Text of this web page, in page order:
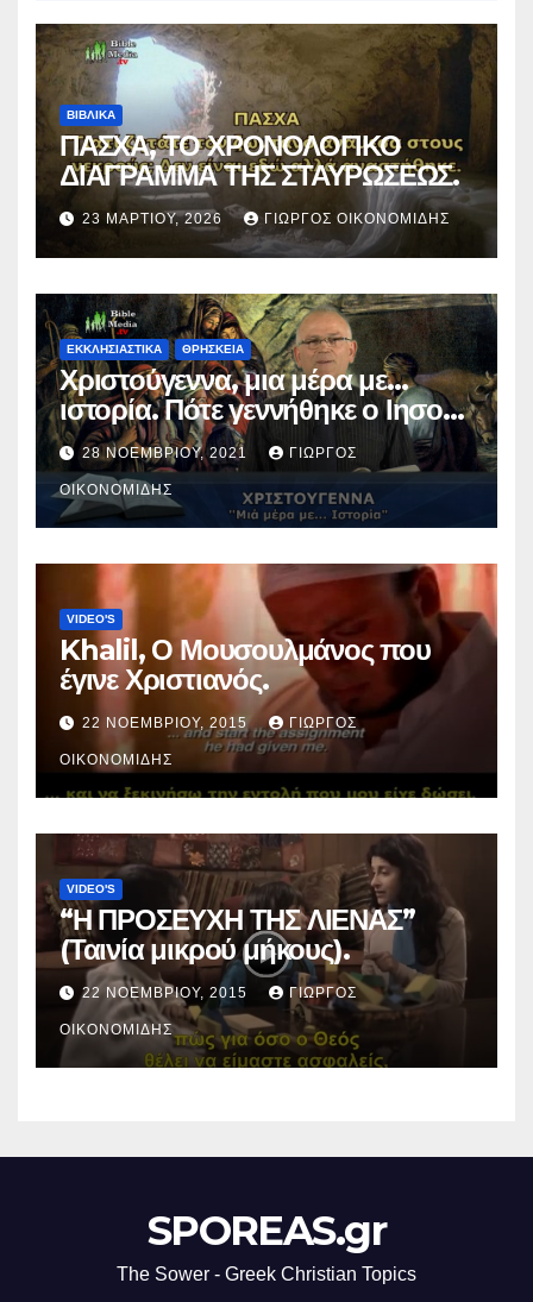
ΒΙΒΛΙΚΑ
ΠΑΣΧΑ, ΤΟ ΧΡΟΝΟΛΟΓΙΚΟ
ΔΙΑΓΡΑΜΜΑ ΤΗΣ ΣΤΑΥΡΩΣΕΩΣ.
23 ΜΑΡΤΊΟΥ, 2026 ΓΙΏΡΓΟΣ ΟΙΚΟΝΟΜΊΔΗΣ
ΕΚΚΛΗΣΙΑΣΤΙΚΑ ΘΡΗΣΚΕΙΑ
Χριστούγεννα, μια μέρα με…
ιστορία. Πότε γεννήθηκε ο Ιησούς
Χριστός; (Βίντεο).
28 ΝΟΕΜΒΡΊΟΥ, 2021 ΓΙΏΡΓΟΣ
ΟΙΚΟΝΟΜΊΔΗΣ
VIDEO'S
Khalil, Ο Μουσουλμάνος που
έγινε Χριστιανός.
22 ΝΟΕΜΒΡΊΟΥ, 2015 ΓΙΏΡΓΟΣ
ΟΙΚΟΝΟΜΊΔΗΣ
VIDEO'S
“Η ΠΡΟΣΕΥΧΗ ΤΗΣ ΛΙΕΝΑΣ”
(Ταινία μικρού μήκους).
22 ΝΟΕΜΒΡΊΟΥ, 2015 ΓΙΏΡΓΟΣ
ΟΙΚΟΝΟΜΊΔΗΣ
SPOREAS.gr
The Sower - Greek Christian Topics